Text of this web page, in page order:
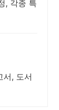
, 각종 특